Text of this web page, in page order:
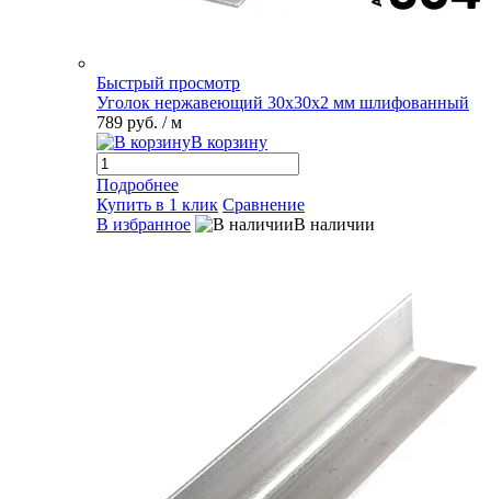
Быстрый просмотр
Уголок нержавеющий 30х30х2 мм шлифованный
789 руб. / м
В корзину
Подробнее
Купить в 1 клик Сравнение
В избранное
В наличии